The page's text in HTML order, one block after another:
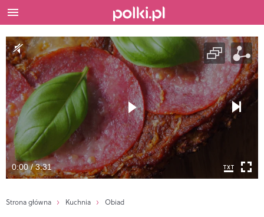
0:00 / 3:31
Strona główna Kuchnia Obiad